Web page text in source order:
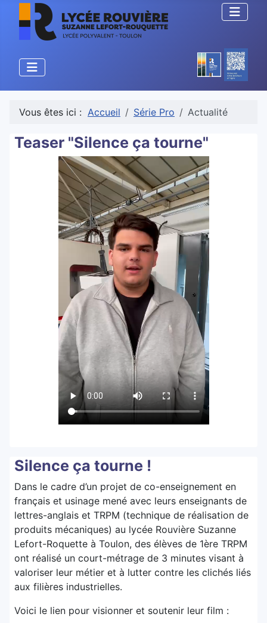
Vous êtes ici : Accueil Série Pro Actualité
Teaser "Silence ça tourne"
Silence ça tourne !
Dans le cadre d’un projet de co-enseignement en
français et usinage mené avec leurs enseignants de
lettres-anglais et TRPM (technique de réalisation de
produits mécaniques) au lycée Rouvière Suzanne
Lefort-Roquette à Toulon, des élèves de 1ère TRPM
ont réalisé un court-métrage de 3 minutes visant à
valoriser leur métier et à lutter contre les clichés liés
aux filières industrielles.
Voici le lien pour visionner et soutenir leur film :